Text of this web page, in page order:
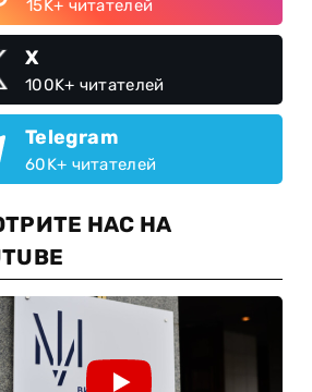
15K+ читателей
X
100K+ читателей
Telegram
60K+ читателей
НАС НА